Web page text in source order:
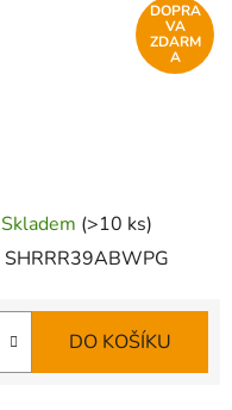
Skladem (>10 ks)
SHRRR39ABWPG
DO KOŠÍKU
DOPRA
VA
ZDARM
A